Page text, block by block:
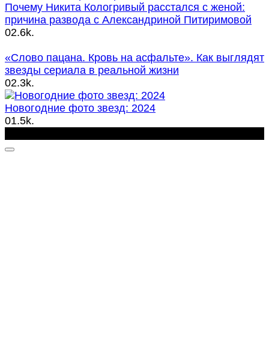
Почему Никита Кологривый расстался с женой:
причина развода с Александриной Питиримовой
02.6k.
«Слово пацана. Кровь на асфальте». Как выглядят
звезды сериала в реальной жизни
02.3k.
Новогодние фото звезд: 2024
01.5k.